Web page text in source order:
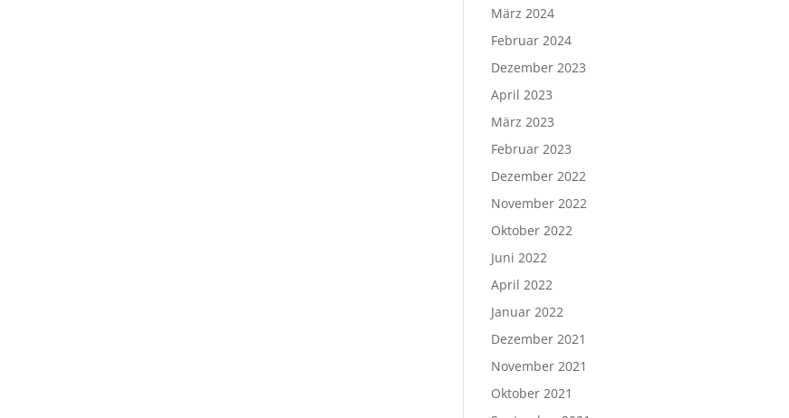
März 2024
Februar 2024
Dezember 2023
April 2023
März 2023
Februar 2023
Dezember 2022
November 2022
Oktober 2022
Juni 2022
April 2022
Januar 2022
Dezember 2021
November 2021
Oktober 2021